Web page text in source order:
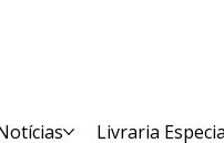
Livraria